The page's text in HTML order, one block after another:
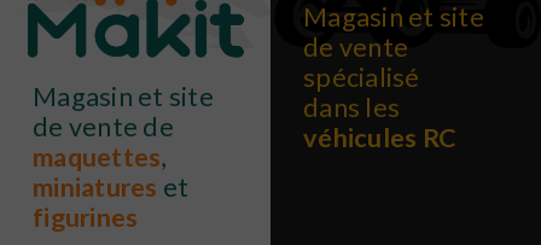
Magasin et site
de vente de
maquettes,
miniatures et
figurines
Magasin et site
de vente
spécialisé
dans les
véhicules RC